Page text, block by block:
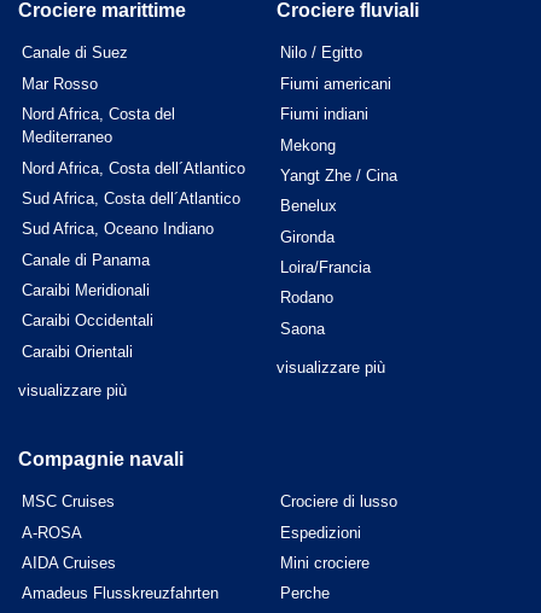
Crociere marittime
Canale di Suez
Mar Rosso
Nord Africa, Costa del
Mediterraneo
Nord Africa, Costa dell´Atlantico
Sud Africa, Costa dell´Atlantico
Sud Africa, Oceano Indiano
Canale di Panama
Caraibi Meridionali
Caraibi Occidentali
Caraibi Orientali
visualizzare più
Crociere fluviali
Nilo / Egitto
Fiumi americani
Fiumi indiani
Mekong
Yangt Zhe / Cina
Benelux
Gironda
Loira/Francia
Rodano
Saona
visualizzare più
Compagnie navali
MSC Cruises
A-ROSA
AIDA Cruises
Amadeus Flusskreuzfahrten
Crociere di lusso
Espedizioni
Mini crociere
Perche